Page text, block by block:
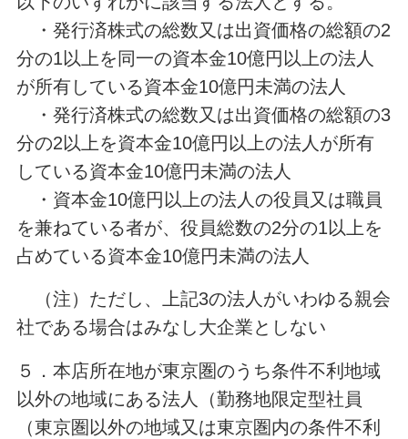
・発行済株式の総数又は出資価格の総額の2
分の1以上を同一の資本金10億円以上の法人
が所有している資本金10億円未満の法人
・発行済株式の総数又は出資価格の総額の3
分の2以上を資本金10億円以上の法人が所有
している資本金10億円未満の法人
・資本金10億円以上の法人の役員又は職員
を兼ねている者が、役員総数の2分の1以上を
占めている資本金10億円未満の法人
（注）ただし、上記3の法人がいわゆる親会
社である場合はみなし大企業としない
５．本店所在地が東京圏のうち条件不利地域
以外の地域にある法人（勤務地限定型社員
（東京圏以外の地域又は東京圏内の条件不利